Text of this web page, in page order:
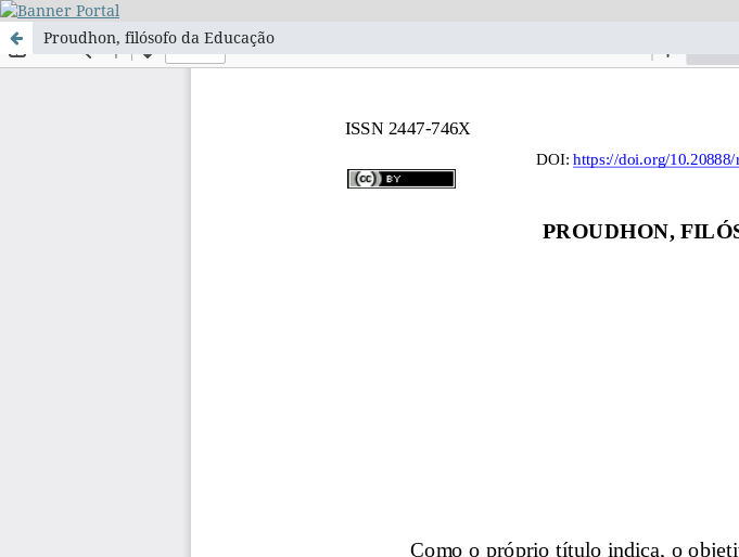
Proudhon, filósofo da Educação